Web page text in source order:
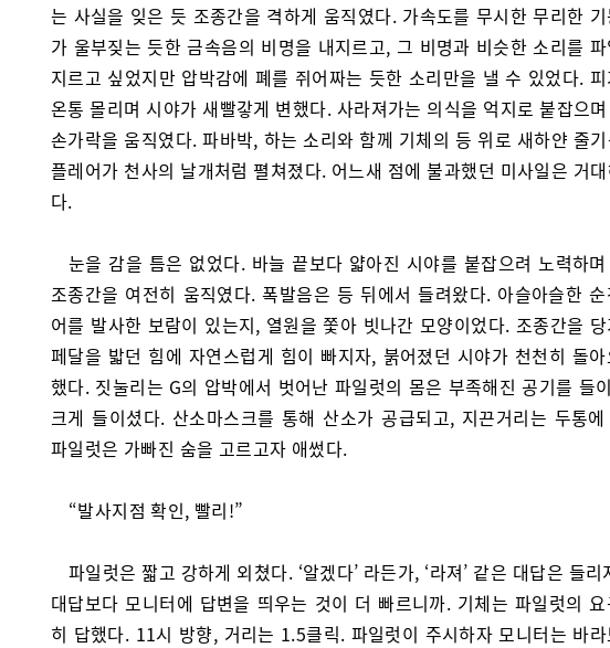
는 사실을 잊은 듯 조종간을 격하게 움직였다. 가속도를 무시한 무리한
가 울부짖는 듯한 금속음의 비명을 내지르고, 그 비명과 비슷한 소리를
지르고 싶었지만 압박감에 폐를 쥐어짜는 듯한 소리만을 낼 수 있었다.
온통 몰리며 시야가 새빨갛게 변했다. 사라져가는 의식을 억지로 붙잡으
손가락을 움직였다. 파바박, 하는 소리와 함께 기체의 등 위로 새하얀 줄
플레어가 천사의 날개처럼 펼쳐졌다. 어느새 점에 불과했던 미사일은 거
다.
눈을 감을 틈은 없었다. 바늘 끝보다 얇아진 시야를 붙잡으려 노력하
조종간을 여전히 움직였다. 폭발음은 등 뒤에서 들려왔다. 아슬아슬한
어를 발사한 보람이 있는지, 열원을 쫓아 빗나간 모양이었다. 조종간을
페달을 밟던 힘에 자연스럽게 힘이 빠지자, 붉어졌던 시야가 천천히 돌
했다. 짓눌리는 G의 압박에서 벗어난 파일럿의 몸은 부족해진 공기를 들
크게 들이셨다. 산소마스크를 통해 산소가 공급되고, 지끈거리는 두통에
파일럿은 가빠진 숨을 고르고자 애썼다.
“발사지점 확인, 빨리!”
파일럿은 짧고 강하게 외쳤다. ‘알겠다’ 라든가, ‘라져’ 같은 대답은 들
대답보다 모니터에 답변을 띄우는 것이 더 빠르니까. 기체는 파일럿의
히 답했다. 11시 방향, 거리는 1.5클릭. 파일럿이 주시하자 모니터는 바